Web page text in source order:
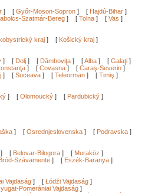
] [ Győr-Moson-Sopron ] [ Hajdú-Bihar ]
Szatmár-Bereg ] [ Tolna ] [ Vas ]
kraj ] [ Košický kraj ]
] [ Dolj ] [ Dâmboviţa ] [Alba ] [ Galaţi ]
] [ Covasna ] [ Caraş-Severin ]
] [ Suceava ] [ Teleorman ] [ Timiş ]
] [ Olomoucký ] [ Pardubický ]
] [ Osrednjeslovenska ] [ Podravska ]
] [ Belovar-Bilogora ] [ Muraköz ]
Szávamente ] [ Eszék-Baranya ]
Vajdaság ] [ Łódźi Vajdaság ]
Pomerániai Vajdaság ]